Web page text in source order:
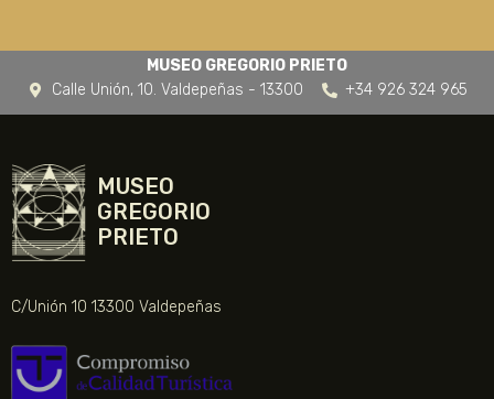
MUSEO GREGORIO PRIETO
Calle Unión, 10. Valdepeñas - 13300
+34 926 324 965
MUSEO
GREGORIO
PRIETO
C/Unión 10 13300 Valdepeñas